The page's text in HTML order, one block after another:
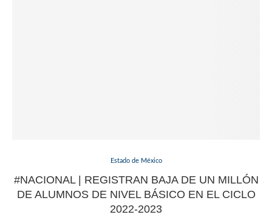
Estado de México
#NACIONAL | REGISTRAN BAJA DE UN MILLÓN
DE ALUMNOS DE NIVEL BÁSICO EN EL CICLO
2022-2023